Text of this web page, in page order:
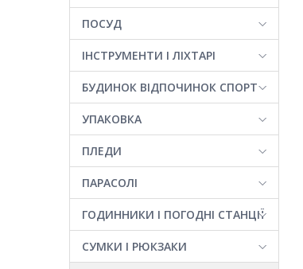
ПОСУД
ІНСТРУМЕНТИ І ЛІХТАРІ
БУДИНОК ВІДПОЧИНОК СПОРТ
УПАКОВКА
ПЛЕДИ
ПАРАСОЛІ
ГОДИННИКИ І ПОГОДНІ СТАНЦІЇ
СУМКИ І РЮКЗАКИ